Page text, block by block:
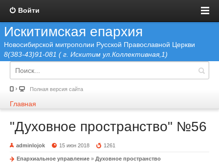
Войти
Искитимская епархия
Новосибирской митрополии Русской Православной Церкви
8(383-43)91-081 ( г. Искитим ул.Коллективная,1)
Полная версия сайта
Главная
"Духовное пространство" №56
adminlojok 15 июн 2018 1261
Епархиальное управление » Духовное пространство